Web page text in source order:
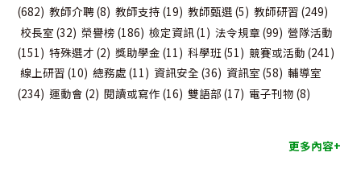
(682) 教師介聘(8) 教師支持 (19) 教師甄選 (5) 教師研習 (249)
校長室 (32) 榮譽榜 (186) 檢定資訊(1) 法令規章 (99) 營隊活動
(151) 特殊選才 (2) 獎助學金 (11) 科學班(51) 競賽或活動 (241)
線上研習 (10) 總務處 (11) 資訊安全 (36) 資訊室 (58) 輔導室
(234) 運動會 (2) 閱讀或寫作 (16) 雙語部 (17) 電子刊物 (8)
更多內容+